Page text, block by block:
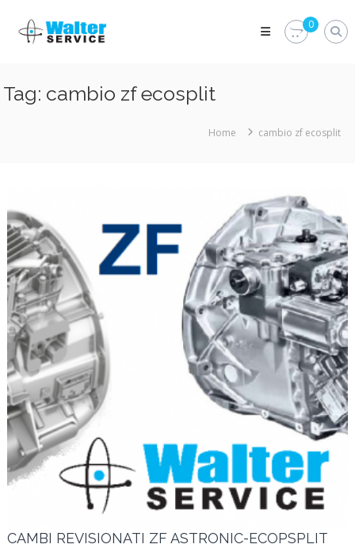
content
Walter
Service
parti
Service
Srl
0
Tag: cambio zf ecosplit
Home cambio zf ecosplit
CAMBI REVISIONATI ZF ASTRONIC-ECOPSPLIT